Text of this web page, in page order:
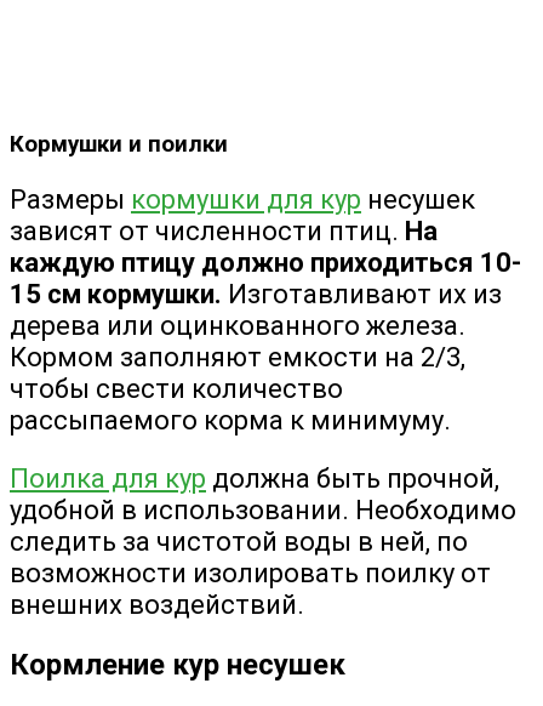
Кормушки и поилки
Размеры кормушки для кур несушек
зависят от численности птиц. На
каждую птицу должно приходиться 10-
15 см кормушки. Изготавливают их из
дерева или оцинкованного железа.
Кормом заполняют емкости на 2/3,
чтобы свести количество
рассыпаемого корма к минимуму.
Поилка для кур должна быть прочной,
удобной в использовании. Необходимо
следить за чистотой воды в ней, по
возможности изолировать поилку от
внешних воздействий.
Кормление кур несушек